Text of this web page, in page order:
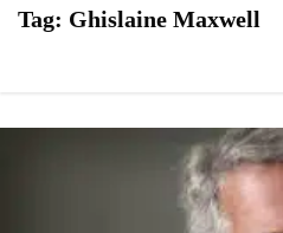
Tag: Ghislaine Maxwell